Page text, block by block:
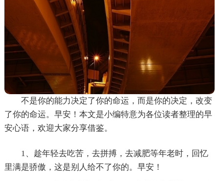
不是你的能力决定了你的命运，而是你的决定，改变
了你的命运。早安！本文是小编特意为各位读者整理的早
安心语，欢迎大家分享借鉴。
1、趁年轻去吃苦，去拼搏，去减肥等年老时，回忆
里满是骄傲，这是别人给不了你的。早安！